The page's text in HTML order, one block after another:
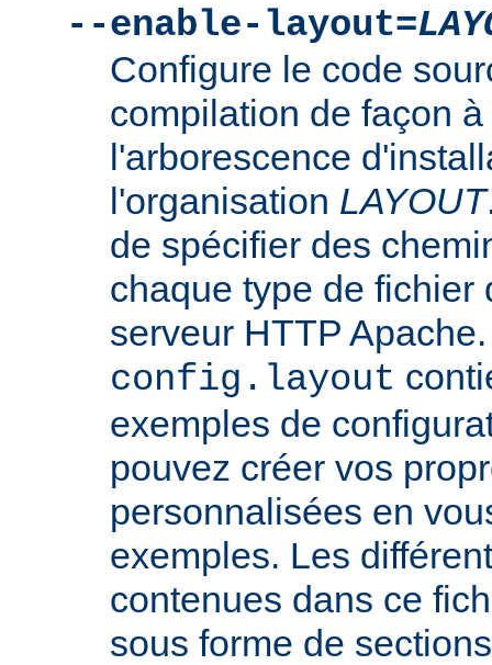
--enable-layout=
Configure le code
compilation de façon
l'arborescence
l'organisation LAYOUT
de spécifier des
chaque type de fichier
serveur HTTP
config.layout
exemples de
pouvez créer vos
personnalisées en
exemples. Les
contenues dans ce
sous forme de